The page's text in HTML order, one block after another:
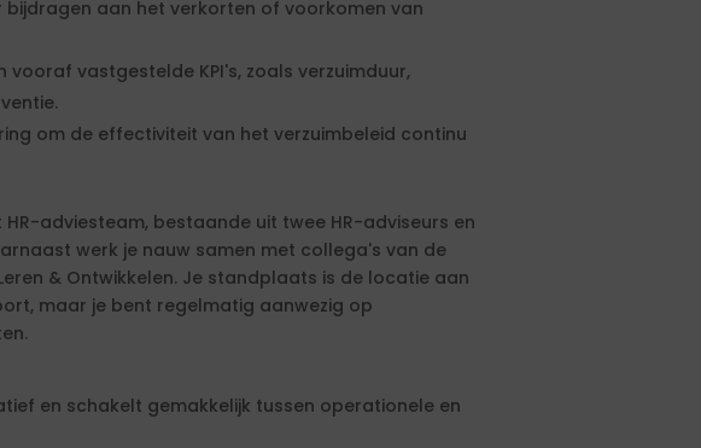
aan het verkorten of voorkomen van
vastgestelde KPI's, zoals verzuimduur,
om de effectiviteit van het verzuimbeleid continu
adviesteam, bestaande uit twee HR-adviseurs en
werk je nauw samen met collega's van de
& Ontwikkelen. Je standplaats is de locatie aan
maar je bent regelmatig aanwezig op
en schakelt gemakkelijk tussen operationele en